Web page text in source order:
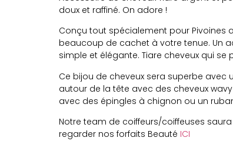
doux et raffiné. On adore !
Conçu tout spécialement pour Pivoines
beaucoup de cachet à votre tenue. Un
simple et élégante. Tiare cheveux qui se
Ce bijou de cheveux sera superbe avec
autour de la tête avec des cheveux
avec des épingles à chignon ou un
Notre team de coiffeurs/coiffeuses
regarder nos forfaits Beauté ICI